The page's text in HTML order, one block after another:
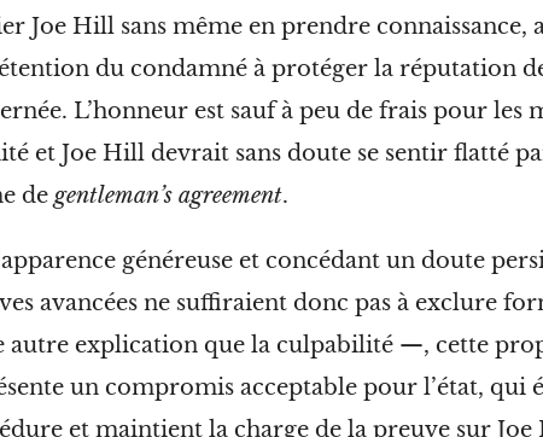
Joe Hill sans même en prendre connaissance,
du condamné à protéger la réputation
L’honneur est sauf à peu de frais pour les
et Joe Hill devrait sans doute se sentir flatté
de gentleman’s agreement.
généreuse et concédant un doute
avancées ne suffiraient donc pas à exclure
autre explication que la culpabilité —, cette
un compromis acceptable pour l’état, qui
et maintient la charge de la preuve sur